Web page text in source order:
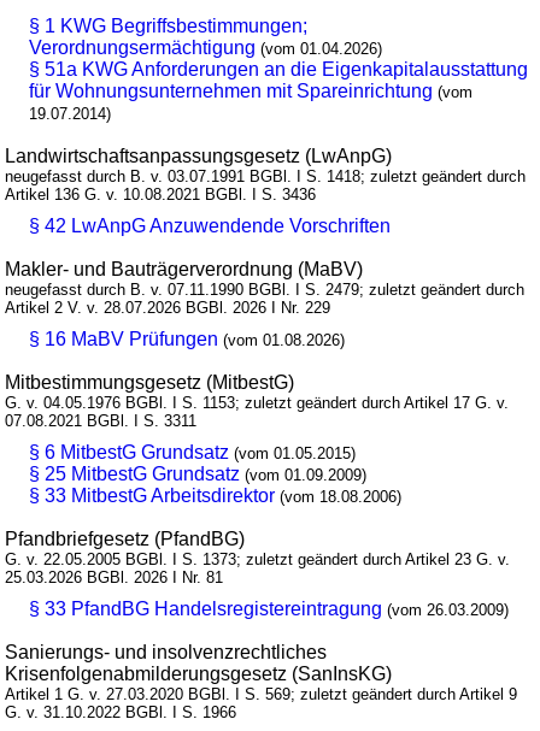
§ 1 KWG Begriffsbestimmungen;
Verordnungsermächtigung (vom 01.04.2026)
§ 51a KWG Anforderungen an die Eigenkapitalausstattung
für Wohnungsunternehmen mit Spareinrichtung (vom
19.07.2014)
Landwirtschaftsanpassungsgesetz (LwAnpG)
neugefasst durch B. v. 03.07.1991 BGBl. I S. 1418; zuletzt geändert durch
Artikel 136 G. v. 10.08.2021 BGBl. I S. 3436
§ 42 LwAnpG Anzuwendende Vorschriften
Makler- und Bauträgerverordnung (MaBV)
neugefasst durch B. v. 07.11.1990 BGBl. I S. 2479; zuletzt geändert durch
Artikel 2 V. v. 28.07.2026 BGBl. 2026 I Nr. 229
§ 16 MaBV Prüfungen (vom 01.08.2026)
Mitbestimmungsgesetz (MitbestG)
G. v. 04.05.1976 BGBl. I S. 1153; zuletzt geändert durch Artikel 17 G. v.
07.08.2021 BGBl. I S. 3311
§ 6 MitbestG Grundsatz (vom 01.05.2015)
§ 25 MitbestG Grundsatz (vom 01.09.2009)
§ 33 MitbestG Arbeitsdirektor (vom 18.08.2006)
Pfandbriefgesetz (PfandBG)
G. v. 22.05.2005 BGBl. I S. 1373; zuletzt geändert durch Artikel 23 G. v.
25.03.2026 BGBl. 2026 I Nr. 81
§ 33 PfandBG Handelsregistereintragung (vom 26.03.2009)
Sanierungs- und insolvenzrechtliches
Krisenfolgenabmilderungsgesetz (SanInsKG)
Artikel 1 G. v. 27.03.2020 BGBl. I S. 569; zuletzt geändert durch Artikel 9
G. v. 31.10.2022 BGBl. I S. 1966